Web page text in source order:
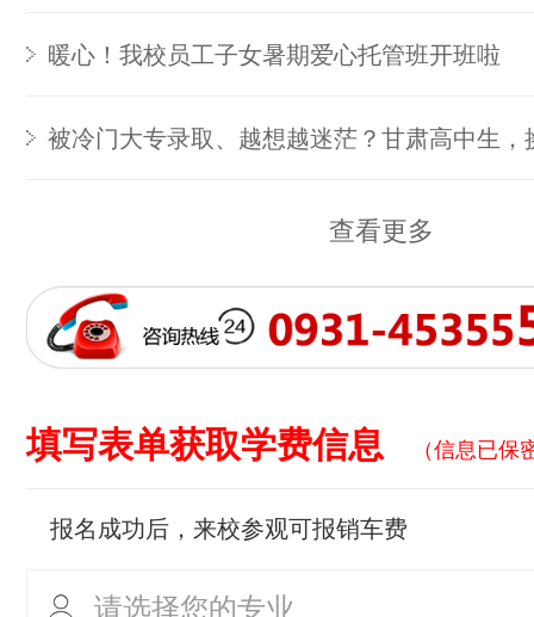
暖心！我校员工子女暑期爱心托管班开班啦
被冷门大专录取、越想越迷茫？甘肃高中生，
查看更多
填写表单获取学费信息 （信息已保
报名成功后，来校参观可报销车费